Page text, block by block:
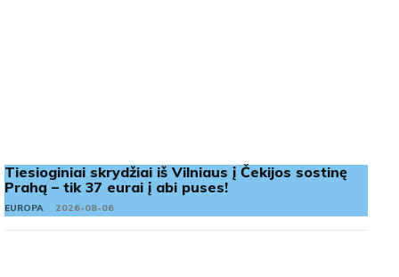
Tiesioginiai skrydžiai iš Vilniaus į Čekijos sostinę
Prahą – tik 37 eurai į abi puses!
EUROPA 2026-08-06